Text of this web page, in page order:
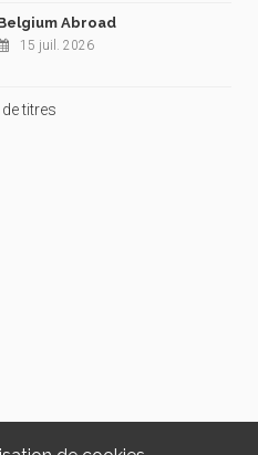
Abroad
15 juil. 2026
titres